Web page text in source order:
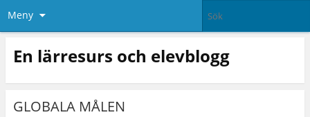
Meny
En lärresurs och elevblogg
GLOBALA MÅLEN